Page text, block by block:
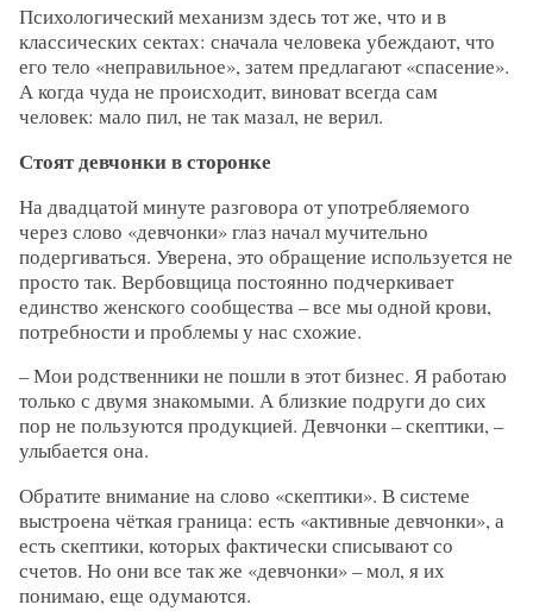
Психологический механизм здесь тот же, что и в
классических сектах: сначала человека убеждают, что
его тело «неправильное», затем предлагают «спасение».
А когда чуда не происходит, виноват всегда сам
человек: мало пил, не так мазал, не верил.
Стоят девчонки в сторонке
На двадцатой минуте разговора от употребляемого
через слово «девчонки» глаз начал мучительно
подергиваться. Уверена, это обращение используется не
просто так. Вербовщица постоянно подчеркивает
единство женского сообщества – все мы одной крови,
потребности и проблемы у нас схожие.
– Мои родственники не пошли в этот бизнес. Я работаю
только с двумя знакомыми. А близкие подруги до сих
пор не пользуются продукцией. Девчонки – скептики, –
улыбается она.
Обратите внимание на слово «скептики». В системе
выстроена чёткая граница: есть «активные девчонки», а
есть скептики, которых фактически списывают со
счетов. Но они все так же «девчонки» – мол, я их
понимаю, еще одумаются.